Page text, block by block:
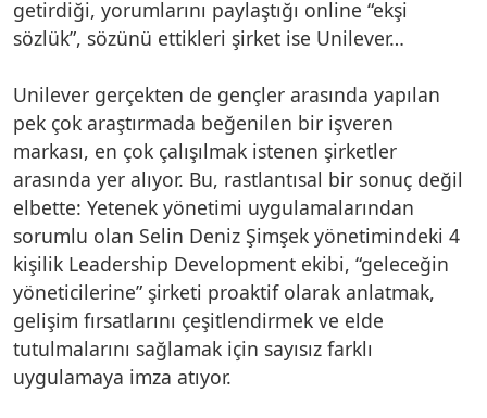
getirdiği, yorumlarını paylaştığı online “ekşi
sözlük”, sözünü ettikleri şirket ise Unilever…
Unilever gerçekten de gençler arasında yapılan
pek çok araştırmada beğenilen bir işveren
markası, en çok çalışılmak istenen şirketler
arasında yer alıyor. Bu, rastlantısal bir sonuç değil
elbette: Yetenek yönetimi uygulamalarından
sorumlu olan Selin Deniz Şimşek yönetimindeki 4
kişilik Leadership Development ekibi, “geleceğin
yöneticilerine” şirketi proaktif olarak anlatmak,
gelişim fırsatlarını çeşitlendirmek ve elde
tutulmalarını sağlamak için sayısız farklı
uygulamaya imza atıyor.